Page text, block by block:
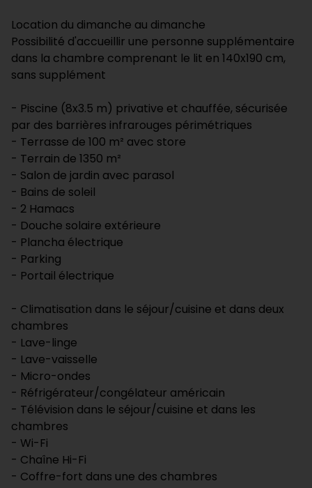
Location du dimanche au dimanche
Possibilité d'accueillir une personne supplémentaire
dans la chambre comprenant le lit en 140x190 cm,
sans supplément
- Piscine (8x3.5 m) privative et chauffée, sécurisée
par des barrières infrarouges périmétriques
- Terrasse de 100 m² avec store
- Terrain de 1350 m²
- Salon de jardin avec parasol
- Bains de soleil
- 2 Hamacs
- Douche solaire extérieure
- Plancha électrique
- Parking
- Portail électrique
- Climatisation dans le séjour/cuisine et dans deux
chambres
- Lave-linge
- Lave-vaisselle
- Micro-ondes
- Réfrigérateur/congélateur américain
- Télévision dans le séjour/cuisine et dans les
chambres
- Wi-Fi
- Chaîne Hi-Fi
- Coffre-fort dans une des chambres